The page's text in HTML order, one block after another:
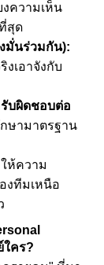
งความเห็น
สุด
มั่นร่วมกัน):
งเอาจังกับ
บผิดชอบต่อ
ษามาตรฐาน
ให้ความ
งทีมเหนือ
ใคร?